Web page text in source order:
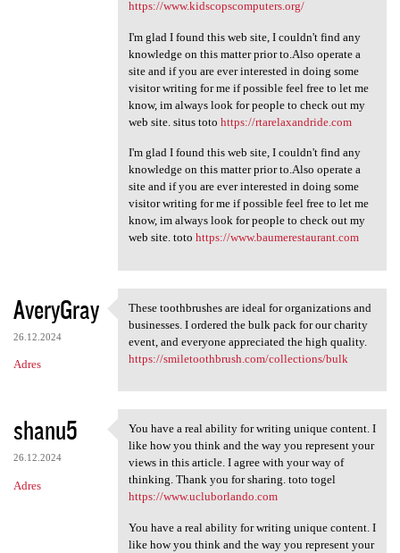
https://www.kidscopscomputers.org/
I'm glad I found this web site, I couldn't find any
knowledge on this matter prior to.Also operate a
site and if you are ever interested in doing some
visitor writing for me if possible feel free to let me
know, im always look for people to check out my
web site. situs toto https://rtarelaxandride.com
I'm glad I found this web site, I couldn't find any
knowledge on this matter prior to.Also operate a
site and if you are ever interested in doing some
visitor writing for me if possible feel free to let me
know, im always look for people to check out my
web site. toto https://www.baumerestaurant.com
AveryGray
26.12.2024
Adres
These toothbrushes are ideal
These toothbrushes are ideal for organizations and
businesses. I ordered the bulk pack for our charity
event, and everyone appreciated the high quality.
https://smiletoothbrush.com/collections/bulk
shanu5
26.12.2024
Adres
You have a real ability for
You have a real ability for writing unique content. I
like how you think and the way you represent your
views in this article. I agree with your way of
thinking. Thank you for sharing. toto togel
https://www.ucluborlando.com
You have a real ability for writing unique content. I
like how you think and the way you represent your